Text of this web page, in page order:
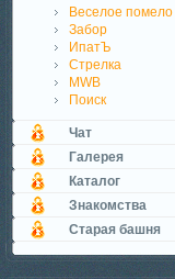
Веселое помело
Забор
ИпатЪ
Стрелка
MWB
Поиск
Чат
Галерея
Каталог
Знакомства
Старая башня